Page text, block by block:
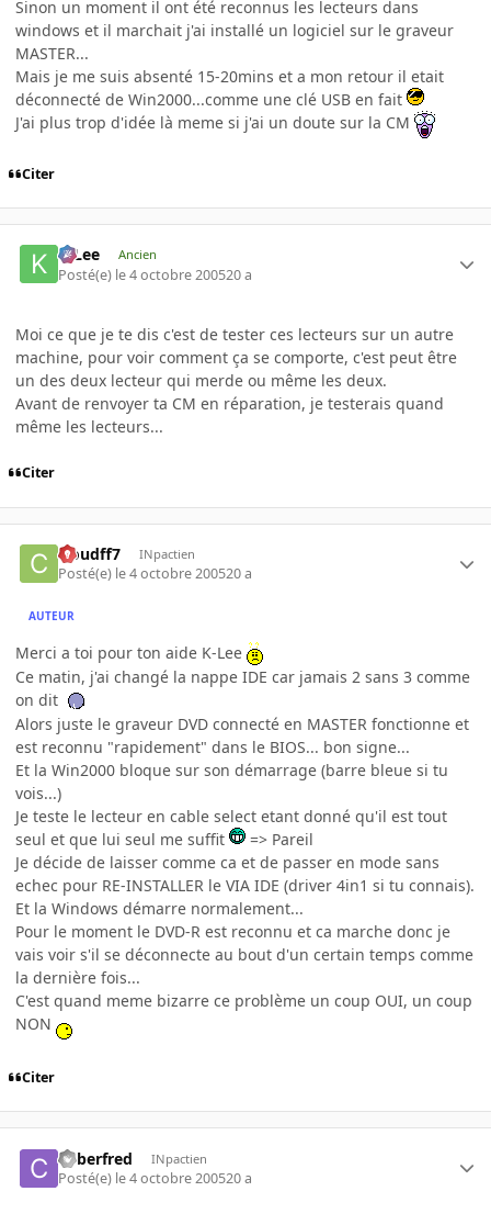
Sinon un moment il ont été reconnus les lecteurs dans
windows et il marchait j'ai installé un logiciel sur le graveur
MASTER...
Mais je me suis absenté 15-20mins et a mon retour il etait
déconnecté de Win2000...comme une clé USB en fait
J'ai plus trop d'idée là meme si j'ai un doute sur la CM
Citer
K-Lee Ancien
Posté(e) le 4 octobre 200520 a
Moi ce que je te dis c'est de tester ces lecteurs sur un autre
machine, pour voir comment ça se comporte, c'est peut être
un des deux lecteur qui merde ou même les deux.
Avant de renvoyer ta CM en réparation, je testerais quand
même les lecteurs...
Citer
cloudff7 INpactien
Posté(e) le 4 octobre 200520 a
AUTEUR
Merci a toi pour ton aide K-Lee
Ce matin, j'ai changé la nappe IDE car jamais 2 sans 3 comme
on dit
Alors juste le graveur DVD connecté en MASTER fonctionne et
est reconnu "rapidement" dans le BIOS... bon signe...
Et la Win2000 bloque sur son démarrage (barre bleue si tu
vois...)
Je teste le lecteur en cable select etant donné qu'il est tout
seul et que lui seul me suffit
=> Pareil
Je décide de laisser comme ca et de passer en mode sans
echec pour RE-INSTALLER le VIA IDE (driver 4in1 si tu connais).
Et la Windows démarre normalement...
Pour le moment le DVD-R est reconnu et ca marche donc je
vais voir s'il se déconnecte au bout d'un certain temps comme
la dernière fois...
C'est quand meme bizarre ce problème un coup OUI, un coup
NON
Citer
Cyberfred INpactien
Posté(e) le 4 octobre 200520 a